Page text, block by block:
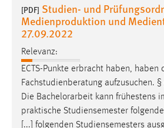
[PDF] Studien- und
Medienproduktion und
27.09.2022
Relevanz:
ECTS-Punkte erbracht haben, haben
Fachstudienberatung aufzusuchen. §
Die Bachelorarbeit kann frühestens
praktische Studiensemester
[...] folgenden Studiensemesters